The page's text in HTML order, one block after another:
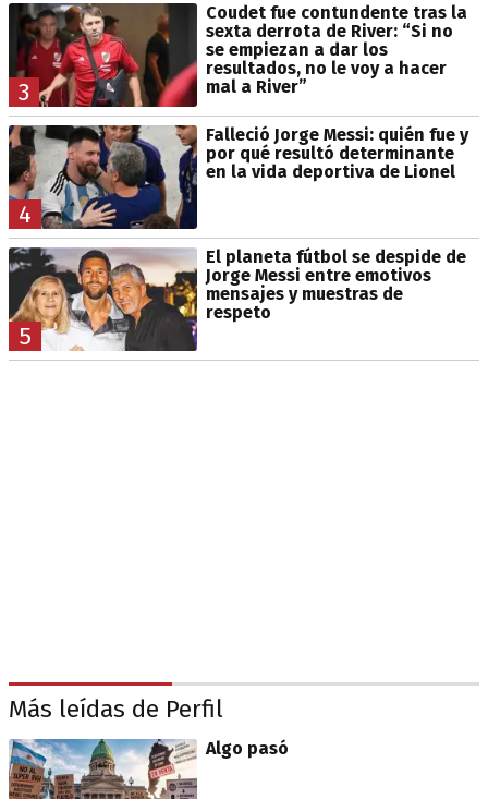
3
Coudet fue contundente tras la
sexta derrota de River: “Si no
se empiezan a dar los
resultados, no le voy a hacer
mal a River”
4
Falleció Jorge Messi: quién fue y
por qué resultó determinante
en la vida deportiva de Lionel
5
El planeta fútbol se despide de
Jorge Messi entre emotivos
mensajes y muestras de
respeto
Más leídas de Perfil
Algo pasó